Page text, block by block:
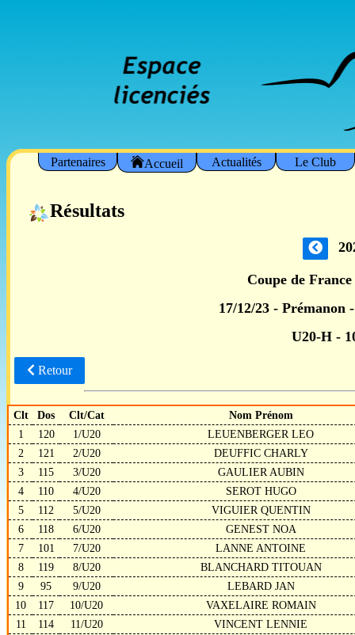
Partenaires Accueil Actualités Le Club
Résultats
Coupe de
17/12/23 -
U20-H -
Retour
Clt Dos Clt/Cat
Nom Prénom
1
120 1/U20
LEUENBERGER LEO
2
121 2/U20
DEUFFIC CHARLY
3
115 3/U20
GAULIER AUBIN
4
110 4/U20
SEROT HUGO
5
112 5/U20
VIGUIER QUENTIN
6
118 6/U20
GENEST NOA
7
101 7/U20
LANNE ANTOINE
8
119 8/U20
BLANCHARD TITOUAN
9
95 9/U20
LEBARD JAN
10
117 10/U20
VAXELAIRE ROMAIN
11
114 11/U20
VINCENT LENNIE